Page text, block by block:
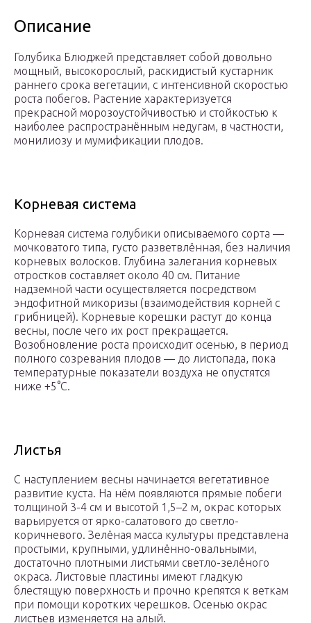
Описание
Голубика Блюджей представляет собой довольно
мощный, высокорослый, раскидистый кустарник
раннего срока вегетации, с интенсивной скоростью
роста побегов. Растение характеризуется
прекрасной морозоустойчивостью и стойкостью к
наиболее распространённым недугам, в частности,
монилиозу и мумификации плодов.
Корневая система
Корневая система голубики описываемого сорта —
мочковатого типа, густо разветвлённая, без наличия
корневых волосков. Глубина залегания корневых
отростков составляет около 40 см. Питание
надземной части осуществляется посредством
эндофитной микоризы (взаимодействия корней с
грибницей). Корневые корешки растут до конца
весны, после чего их рост прекращается.
Возобновление роста происходит осенью, в период
полного созревания плодов — до листопада, пока
температурные показатели воздуха не опустятся
ниже +5°С.
Листья
С наступлением весны начинается вегетативное
развитие куста. На нём появляются прямые побеги
толщиной 3-4 см и высотой 1,5–2 м, окрас которых
варьируется от ярко-салатового до светло-
коричневого. Зелёная масса культуры представлена
простыми, крупными, удлинённо-овальными,
достаточно плотными листьями светло-зелёного
окраса. Листовые пластины имеют гладкую
блестящую поверхность и прочно крепятся к веткам
при помощи коротких черешков. Осенью окрас
листьев изменяется на алый.